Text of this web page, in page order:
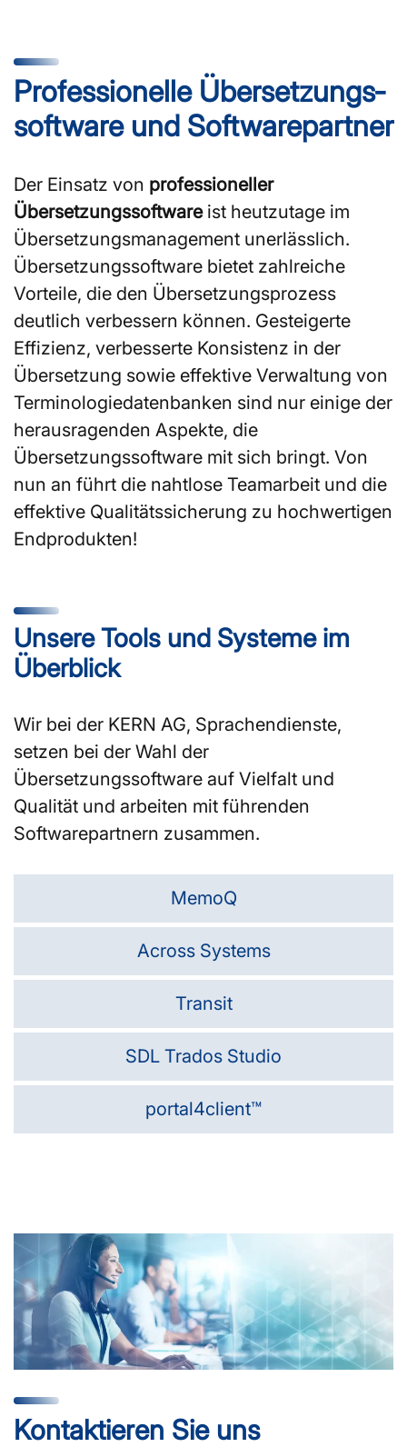
Professionelle Übersetzungs­
software und Softwarepartner
Der Einsatz von professioneller
Übersetzungssoftwareist heutzutage im
Übersetzungsmanagement unerlässlich.
Übersetzungssoftware bietet zahlreiche
Vorteile, die den Übersetzungsprozess
deutlich verbessern können. Gesteigerte
Effizienz, verbesserte Konsistenz in der
Übersetzung sowie effektive Verwaltung von
Terminologiedatenbanken sind nur einige der
herausragenden Aspekte, die
Übersetzungssoftware mit sich bringt. Von
nun an führt die nahtlose Teamarbeit und die
effektive Qualitätssicherung zu hochwertigen
Endprodukten!
Unsere Tools und Systeme im
Überblick
Wir bei der KERN AG, Sprachendienste,
setzen bei der Wahl der
Übersetzungssoftware auf Vielfalt und
Qualität und arbeiten mit führenden
Softwarepartnern zusammen.
MemoQ
Across Systems
Transit
SDL Trados Studio
portal4client™
Kontaktieren Sie uns